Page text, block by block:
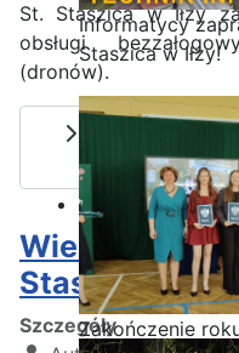
Informatycy
Staszica w Iłży!
Zakończenie
St. Staszica w Iłży
obsługi
(dronów).
Czytaj więcej:
Wielkie
Staszica w
Szczegóły